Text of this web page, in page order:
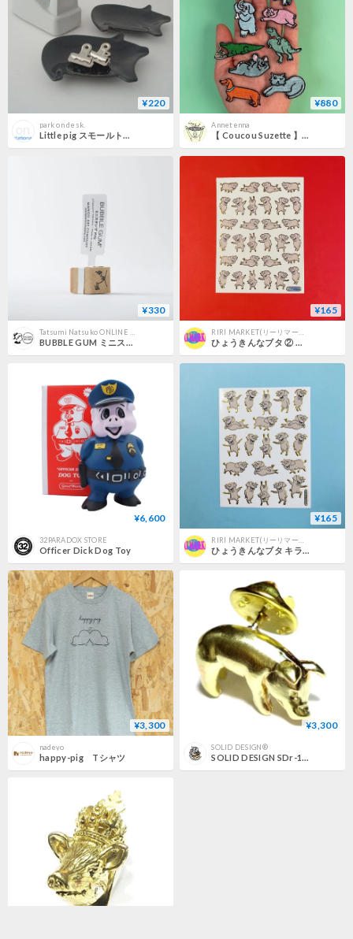
¥220
park on desk.
Little pig スモールトレイ Black / Pink
¥880
Annetenna
【 Coucou Suzette 】Animal Patch
¥330
Tatsumi Natsuko ONLINE SHOP
BUBBLE GUM ミニスタンプ-PIG
¥165
RIRI MARKET(リーリマーケット)
ひょうきんなブタ ② キラキラ シール PIG STICKER
¥6,600
32PARADOX STORE
Officer Dick Dog Toy
¥165
¥3,300
nadeyo
happy-pig Tシャツ
¥3,300
SOLID DESIGN®
SOLID DESIGN SDr-127 【立体ピンズ】 ブタピンズ